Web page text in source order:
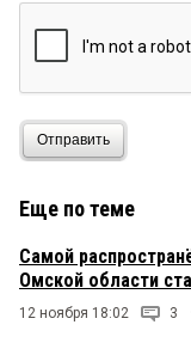
Катя,
Молодец
Отправить
Еще по теме
Самой
Омской области
12 ноября 18:02 3